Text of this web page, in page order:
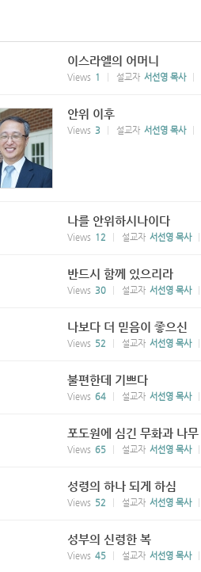
이스라엘의 어머니
Views 1 설교자 서선영 목사
안위 이후
Views 3 설교자 서선영 목사
나를 안위하시나이다
Views 12 설교자 서선영 목사
반드시 함께 있으리라
Views 30 설교자 서선영 목사
나보다 더 믿음이 좋으신
Views 52 설교자 서선영 목사
불편한데 기쁘다
Views 64 설교자 서선영 목사
포도원에 심긴 무화과 나무
Views 65 설교자 서선영 목사
성령의 하나 되게 하심
Views 52 설교자 서선영 목사
성부의 신령한 복
Views 45 설교자 서선영 목사